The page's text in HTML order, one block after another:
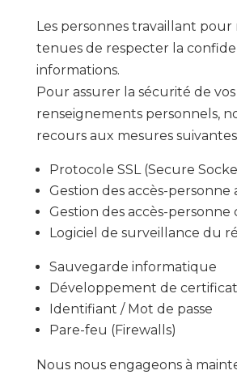
Les personnes travaillant pour
tenues de respecter la
informations.
Pour assurer la sécurité de vos
renseignements personnels,
recours aux mesures
Protocole SSL (Secure
Gestion des accès-personne
Gestion des accès-personne
Logiciel de surveillance du
Sauvegarde informatique
Développement de
Identifiant / Mot de passe
Pare-feu (Firewalls)
Nous nous engageons à